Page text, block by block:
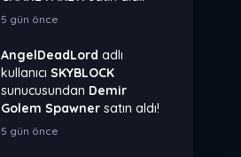
5 gün önce
AngelDeadLord adlı
kullanıcıSKYBLOCK
sunucusundan Demir
Golem Spawner satın aldı!
5 gün önce